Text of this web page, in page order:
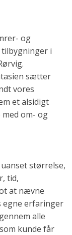
og
i
sætter
vores
et alsidigt
om- og
størrelse,
tid,
at nævne
egne erfaringer
alle
kunde får